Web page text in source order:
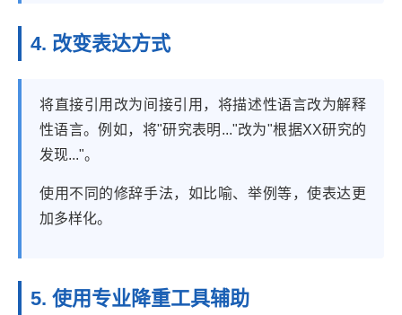
4. 改变表达方式
将直接引用改为间接引用，将描述性语言改为解释
性语言。例如，将"研究表明..."改为"根据XX研究的
发现..."。
使用不同的修辞手法，如比喻、举例等，使表达更
加多样化。
5. 使用专业降重工具辅助